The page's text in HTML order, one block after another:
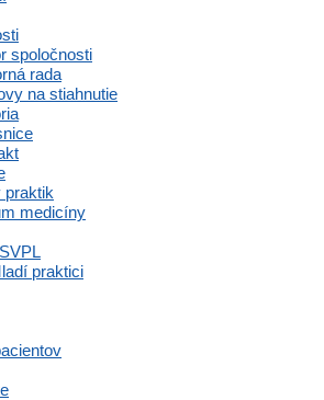
spoločnosti
rada
na stiahnutie
praktik
medicíny
praktici
Vaxigrip Tetra pre
kolegovia, dovoľujeme si Vám preposlať
od zdravotnej poisťovne Dôvera (celé